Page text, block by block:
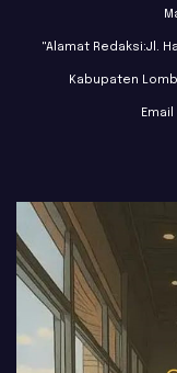
"Alamat Redaksi:Jl.
Kabupaten
Email